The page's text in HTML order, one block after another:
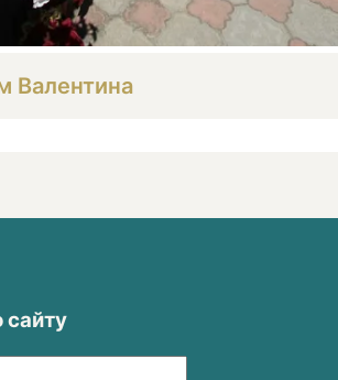
Валентина
сайту